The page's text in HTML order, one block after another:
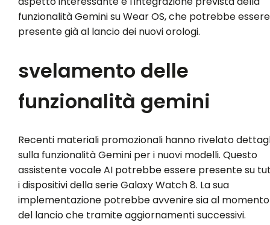
funzionalità Gemini su Wear OS, che potrebbe essere
presente già al lancio dei nuovi orologi.
svelamento delle
funzionalità gemini
Recenti materiali promozionali hanno rivelato
sulla funzionalità Gemini per i nuovi modelli. Questo
assistente vocale AI potrebbe essere presente su
i dispositivi della serie Galaxy Watch 8. La sua
implementazione potrebbe avvenire sia al momento
del lancio che tramite aggiornamenti successivi.